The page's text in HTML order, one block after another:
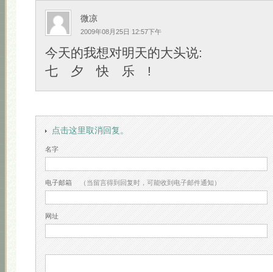
微凉
2009年08月25日 12:57下午
今天的我想对明天的大头说:
七 夕 快 乐 !
点击这里取消回复。
名字
电子邮箱 （当留言得到回复时，可能收到电子邮件通知）
网址